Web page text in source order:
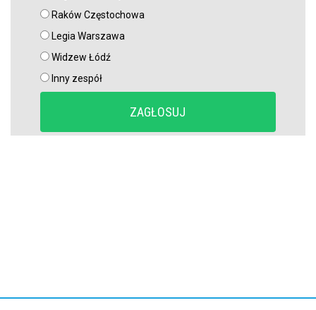
OFICJALNIE: Vinicius Junior przedłużył kontrakt z Realem Madryt!
Raków rozczarował. Szwedzi wyjechali spod Jasnej Góry z cennym
remisem (VIDEO)
Raków Częstochowa
Legia Warszawa
Widzew Łódź
Inny zespół